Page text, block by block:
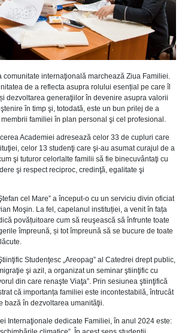
comunitate internaţională marchează Ziua Familiei.
de a reflecta asupra rolului esențial pe care îl
dezvoltarea generaţiilor în devenire asupra valorii
în timp şi, totodată, este un bun prilej de a
familiei în plan personal şi cel profesional.
Academiei adresează celor 33 de cupluri care
celor 13 studenţi care şi-au asumat curajul de a
şi tuturor celorlalte familii să fie binecuvântaţi cu
şi respect reciproc, credinţă, egalitate şi
cel Mare” a început-o cu un serviciu divin oficiat
Moşin. La fel, capelanul instituției, a venit în fața
povățuitoare cum să reuşească să înfrunte toate
împreună, și tot împreună să se bucure de toate
Studenţesc „Areopag” al Catedrei drept public,
şi azil, a organizat un seminar ştiinţific cu
din care renaşte Viaţa”. Prin sesiunea ştiinţifică
că importanța familiei este incontestabilă, întrucât
bază în dezvoltarea umanităţii.
Internaţionale dedicate Familiei, în anul 2024 este: